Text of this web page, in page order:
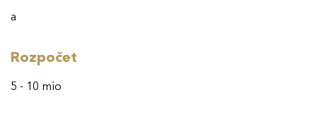
a
Rozpočet
5 - 10 mio